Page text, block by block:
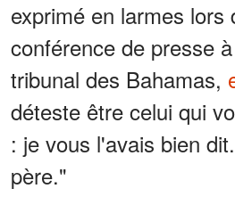
exprimé en larmes lors
conférence de presse
tribunal des Bahamas,
déteste être celui qui
: je vous l'avais bien
père."